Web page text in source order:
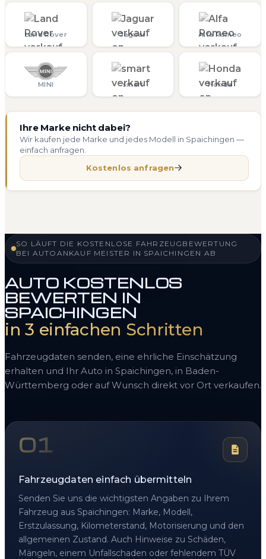
Land Rover Jaguar Alfa Romeo
MINI smart Honda
Ihre Marke nicht dabei?
Wir kaufen jede Marke und jedes Modell in Spaichingen —
einfach anfragen.
Kostenlos anfragen
SO LÄUFT DIE KOSTENLOSE FAHRZEUGBEWERTUNG
BEI AUTOANKAUF MEISTER IN SPAICHINGEN AB
AUTO KOSTENLOS
BEWERTEN IN
SPAICHINGEN
in 3 einfachen Schritten
Fahrzeugdaten senden, eine ehrliche Einschätzung
erhalten und Ihr Auto in Spaichingen, in Baden-
Württemberg oder auf Wunsch direkt vor Ort verkaufen.
01
Fahrzeugdaten einfach übermitteln
Senden Sie uns die wichtigsten Angaben zu Ihrem
Fahrzeug aus Spaichingen: Marke, Modell,
Erstzulassung, Kilometerstand, Motorisierung und den
allgemeinen Zustand. Auch Hinweise zu Schäden,
Mängeln, einem Unfallschaden oder fehlendem TÜV